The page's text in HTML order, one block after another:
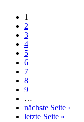
1
2
3
4
5
6
7
8
9
…
nächste Seite ›
letzte Seite »